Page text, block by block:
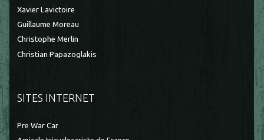
Xavier Lavictoire
Guillaume Moreau
Christophe Merlin
Christian Papazoglakis
SITES INTERNET
Pre War Car